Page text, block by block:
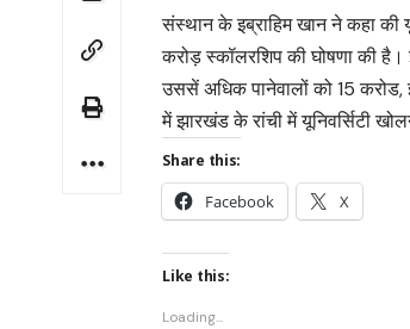
संस्थान के इब्राहिम खान ने कहा की
करोड़ स्कॉलरशिप की घोषणा की
उससें अधिक पानेवालों को 15 करोड,
में झारखंड के रांची में यूनिवर्सिटी
Share this:
Facebook X
Like this:
Loading...